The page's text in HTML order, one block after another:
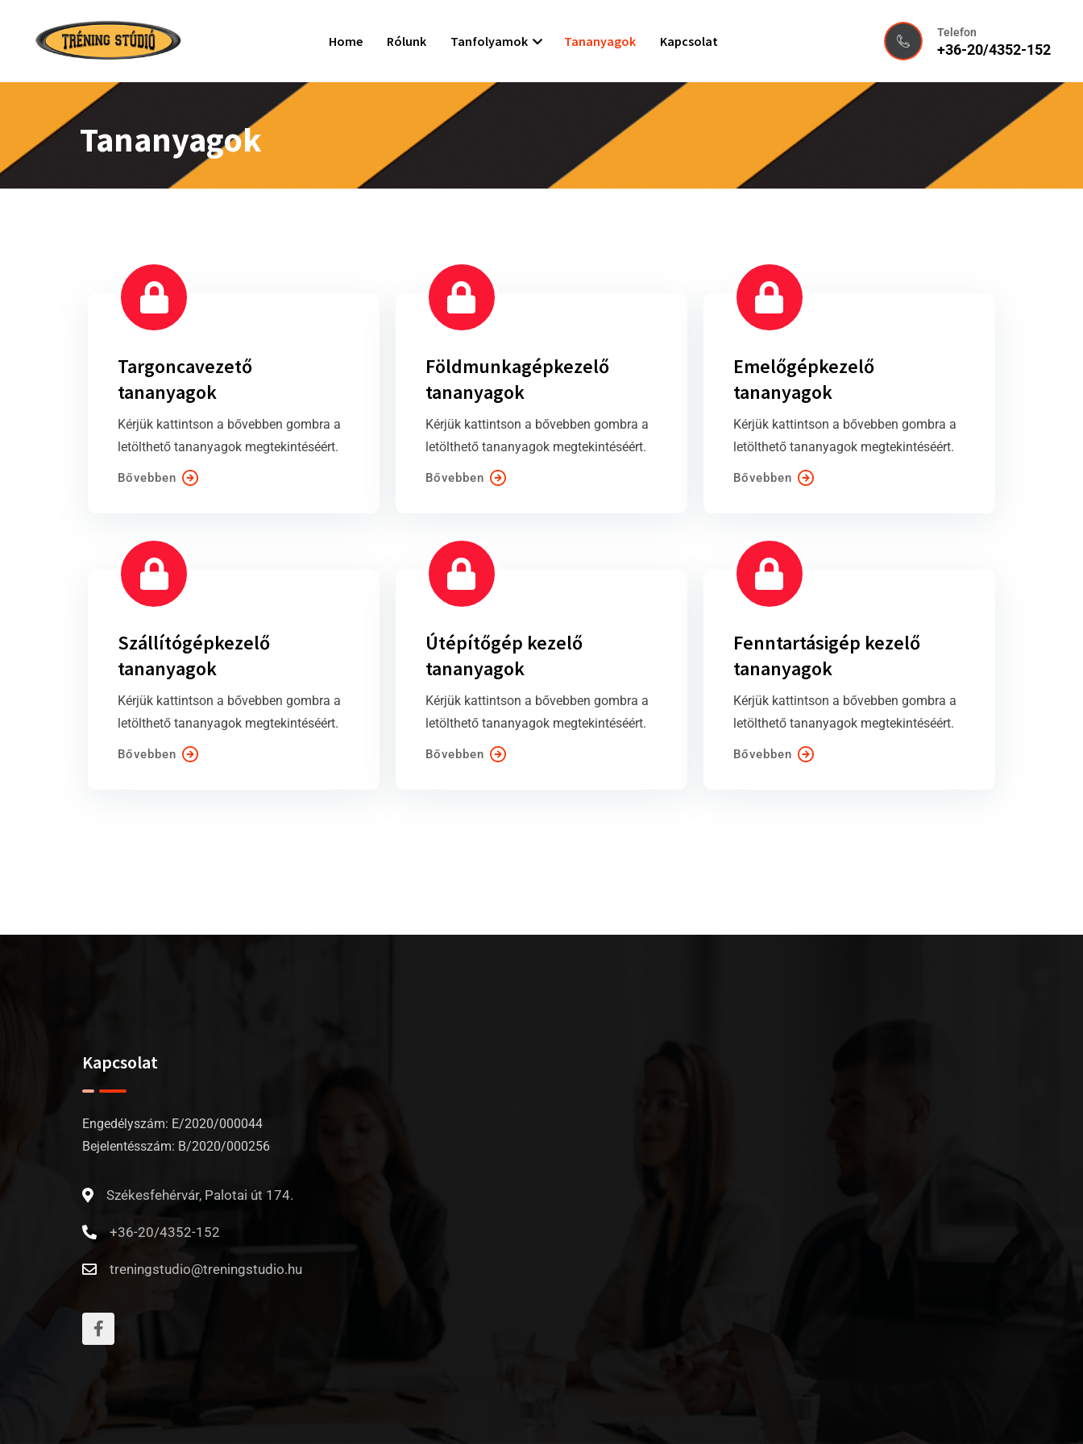
Home Rólunk Tanfolyamok Tananyagok Kapcsolat
Telefon
+36-20/4352-152
Tananyagok
Targoncavezető
tananyagok
Kérjük kattintson a bővebben gombra a
letölthető tananyagok megtekintéséért.
Bővebben
Földmunkagépkezelő
tananyagok
Kérjük kattintson a bővebben gombra a
letölthető tananyagok megtekintéséért.
Bővebben
Emelőgépkezelő
tananyagok
Kérjük kattintson a bővebben gombra a
letölthető tananyagok megtekintéséért.
Bővebben
Szállítógépkezelő
tananyagok
Kérjük kattintson a bővebben gombra a
letölthető tananyagok megtekintéséért.
Bővebben
Útépítőgép kezelő
tananyagok
Kérjük kattintson a bővebben gombra a
letölthető tananyagok megtekintéséért.
Bővebben
Fenntartásigép kezelő
tananyagok
Kérjük kattintson a bővebben gombra a
letölthető tananyagok megtekintéséért.
Bővebben
Kapcsolat
Engedélyszám: E/2020/000044
Bejelentésszám: B/2020/000256
Székesfehérvár, Palotai út 174.
+36-20/4352-152
treningstudio@treningstudio.hu